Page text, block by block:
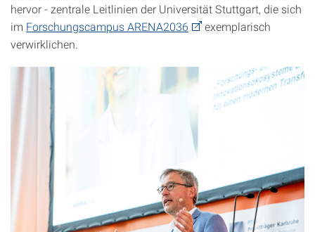
hervor - zentrale Leitlinien der Universität Stuttgart, die sich
im Forschungscampus ARENA2036
exemplarisch
verwirklichen.